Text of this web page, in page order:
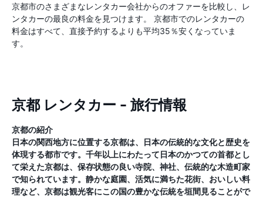
京都市のさまざまなレンタカー会社からのオファーを比較し、レ
ンタカーの最良の料金を見つけます。 京都市でのレンタカーの
料金はすべて、直接予約するよりも平均35％安くなっていま
す。
京都 レンタカー - 旅行情報
京都の紹介
日本の関西地方に位置する京都は、日本の伝統的な文化と歴史を
体現する都市です。千年以上にわたって日本のかつての首都とし
て栄えた京都は、保存状態の良い寺院、神社、伝統的な木造町家
で知られています。静かな庭園、活気に満ちた花街、おいしい料
理など、京都は観光客にこの国の豊かな伝統を垣間見ることがで